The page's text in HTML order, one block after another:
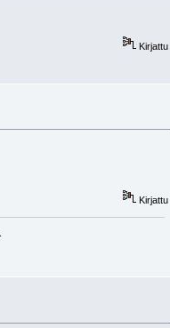
Kirjattu
Kirjattu